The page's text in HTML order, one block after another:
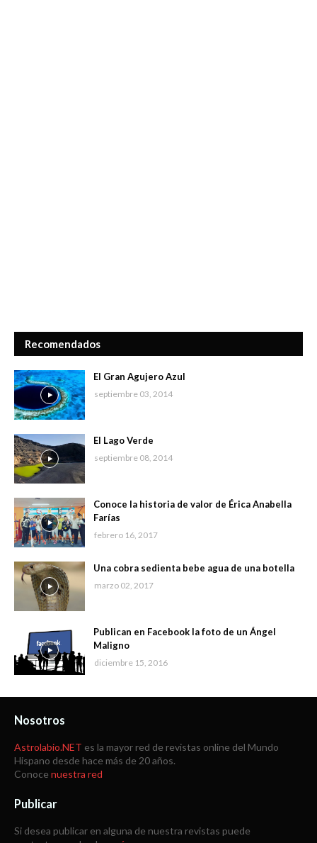
Recomendados
El Gran Agujero Azul
septiembre 03, 2014
El Lago Verde
septiembre 08, 2014
Conoce la historia de valor de Érica Anabella
Farías
febrero 16, 2017
Una cobra sedienta bebe agua de una botella
marzo 02, 2017
Publican en Facebook la foto de un Ángel
Maligno
diciembre 15, 2016
Nosotros
Astrolabio.NET es la mayor red de revistas online del Mundo
Hispano desde hace más de 20 años.
Conoce nuestra red
Publicar
Si desea publicar en alguna de nuestra revistas puede